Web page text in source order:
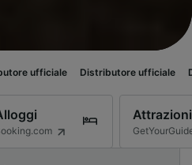
Distributore ufficiale Distributore
Attrazioni